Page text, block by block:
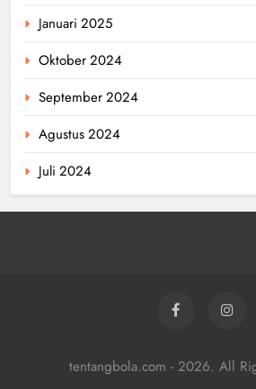
Januari 2025
Oktober 2024
September 2024
Agustus 2024
Juli 2024
tentangbola.com - 2026. All